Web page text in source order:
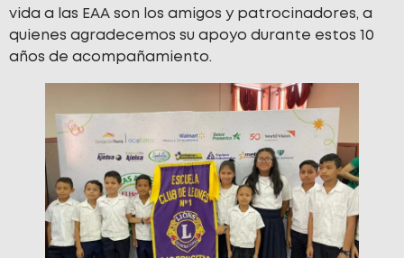
vida a las EAA son los amigos y patrocinadores, a
quienes agradecemos su apoyo durante estos 10
años de acompañamiento.